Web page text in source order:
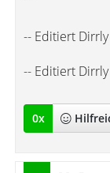
-- Editiert
-- Editiert
0x